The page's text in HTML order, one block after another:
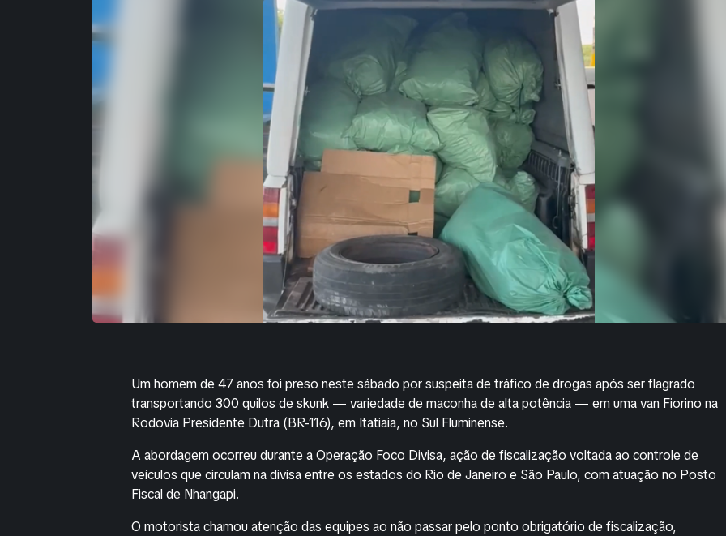
Um homem de 47 anos foi preso neste sábado por suspeita de tráfico de drogas após ser flagrado
transportando 300 quilos de skunk — variedade de maconha de alta potência — em uma van Fiorino na
Rodovia Presidente Dutra (BR-116), em Itatiaia, no Sul Fluminense.
A abordagem ocorreu durante a Operação Foco Divisa, ação de fiscalização voltada ao controle de
veículos que circulam na divisa entre os estados do Rio de Janeiro e São Paulo, com atuação no Posto
Fiscal de Nhangapi.
O motorista chamou atenção das equipes ao não passar pelo ponto obrigatório de fiscalização,